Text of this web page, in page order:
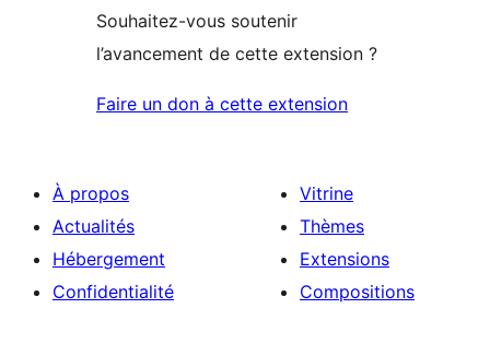
Souhaitez-vous soutenir
l’avancement de cette extension ?
Faire un don à cette extension
À propos
Actualités
Hébergement
Confidentialité
Vitrine
Thèmes
Extensions
Compositions